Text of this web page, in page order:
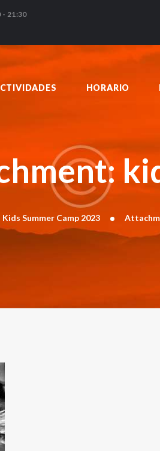
- 21:30
HORARIO
Kids Summer Camp 2023